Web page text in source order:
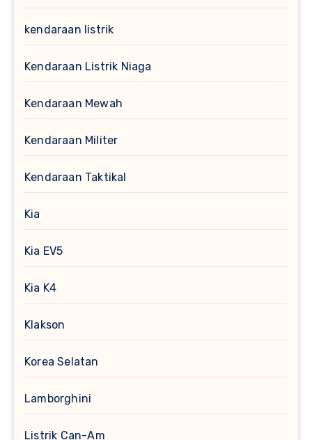
kendaraan listrik
Kendaraan Listrik Niaga
Kendaraan Mewah
Kendaraan Militer
Kendaraan Taktikal
Kia
Kia EV5
Kia K4
Klakson
Korea Selatan
Lamborghini
Listrik Can-Am